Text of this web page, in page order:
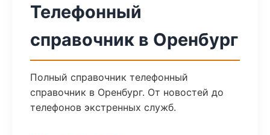
Телефонный
справочник в Оренбург
Полный справочник телефонный
справочник в Оренбург. От новостей до
телефонов экстренных служб.